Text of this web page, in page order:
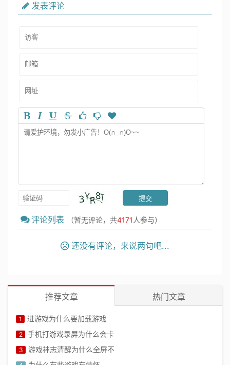
发表评论
评论列表 （暂无评论，共4171人参与）
还没有评论，来说两句吧...
推荐文章 热门文章
1 进游戏为什么要加载游戏
2 手机打游戏录屏为什么会卡
3 游戏神志清醒为什么全屏不